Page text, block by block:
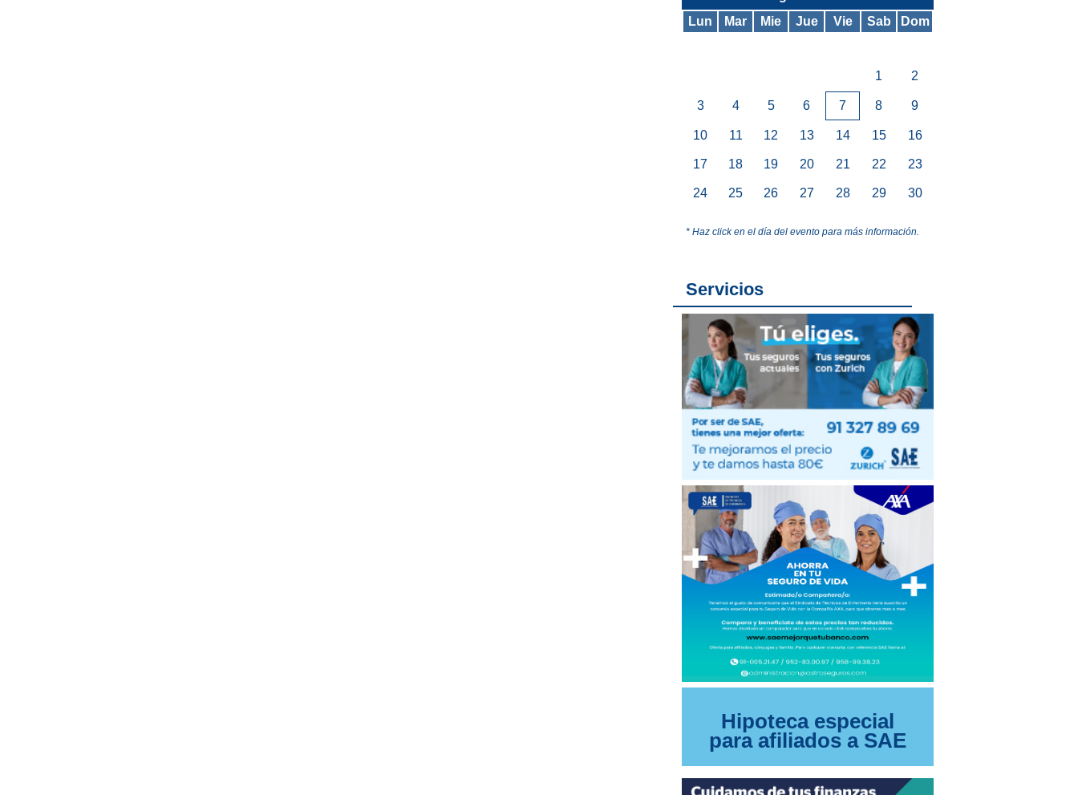
Lun
Mar Mie Jue Vie Sab Dom
1 2
3 4 5 6 7 8 9
10 11 12 13 14 15 16
17 18 19 20 21 22 23
24 25 26 27 28 29 30
* Haz click en el día del evento para más información.
Servicios
Hipoteca especial
para afiliados a SAE